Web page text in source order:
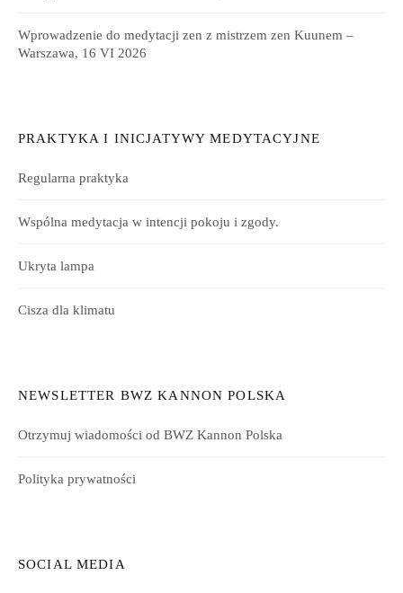
Wprowadzenie do medytacji zen z mistrzem zen Kuunem –
Warszawa, 16 VI 2026
PRAKTYKA I INICJATYWY MEDYTACYJNE
Regularna praktyka
Wspólna medytacja w intencji pokoju i zgody.
Ukryta lampa
Cisza dla klimatu
NEWSLETTER BWZ KANNON POLSKA
Otrzymuj wiadomości od BWZ Kannon Polska
Polityka prywatności
SOCIAL MEDIA